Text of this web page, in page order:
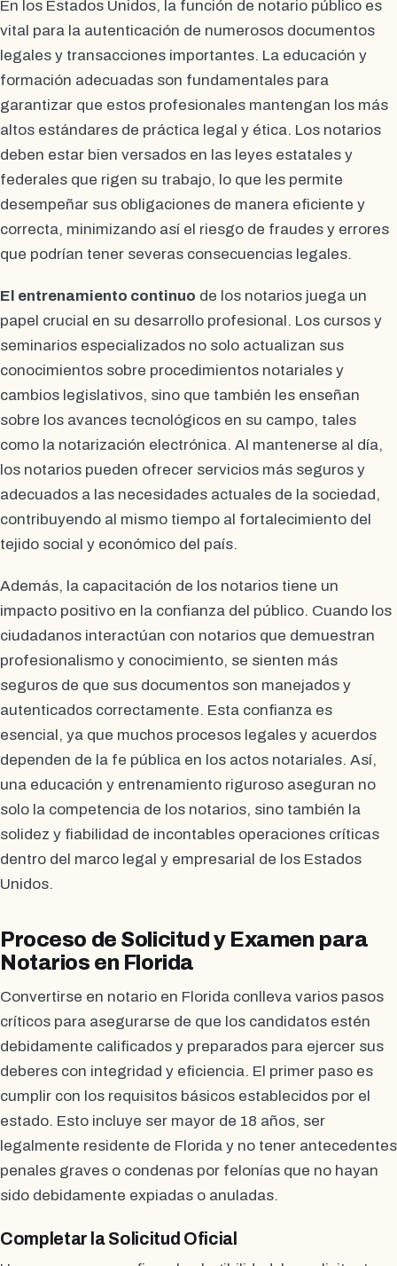
En los Estados Unidos, la función de notario público es
vital para la autenticación de numerosos documentos
legales y transacciones importantes. La educación y
formación adecuadas son fundamentales para
garantizar que estos profesionales mantengan los más
altos estándares de práctica legal y ética. Los notarios
deben estar bien versados en las leyes estatales y
federales que rigen su trabajo, lo que les permite
desempeñar sus obligaciones de manera eficiente y
correcta, minimizando así el riesgo de fraudes y errores
que podrían tener severas consecuencias legales.
El entrenamiento continuo de los notarios juega un
papel crucial en su desarrollo profesional. Los cursos y
seminarios especializados no solo actualizan sus
conocimientos sobre procedimientos notariales y
cambios legislativos, sino que también les enseñan
sobre los avances tecnológicos en su campo, tales
como la notarización electrónica. Al mantenerse al día,
los notarios pueden ofrecer servicios más seguros y
adecuados a las necesidades actuales de la sociedad,
contribuyendo al mismo tiempo al fortalecimiento del
tejido social y económico del país.
Además, la capacitación de los notarios tiene un
impacto positivo en la confianza del público. Cuando los
ciudadanos interactúan con notarios que demuestran
profesionalismo y conocimiento, se sienten más
seguros de que sus documentos son manejados y
autenticados correctamente. Esta confianza es
esencial, ya que muchos procesos legales y acuerdos
dependen de la fe pública en los actos notariales. Así,
una educación y entrenamiento riguroso aseguran no
solo la competencia de los notarios, sino también la
solidez y fiabilidad de incontables operaciones críticas
dentro del marco legal y empresarial de los Estados
Unidos.
Proceso de Solicitud y Examen para
Notarios en Florida
Convertirse en notario en Florida conlleva varios pasos
críticos para asegurarse de que los candidatos estén
debidamente calificados y preparados para ejercer sus
deberes con integridad y eficiencia. El primer paso es
cumplir con los requisitos básicos establecidos por el
estado. Esto incluye ser mayor de 18 años, ser
legalmente residente de Florida y no tener antecedentes
penales graves o condenas por felonías que no hayan
sido debidamente expiadas o anuladas.
Completar la Solicitud Oficial